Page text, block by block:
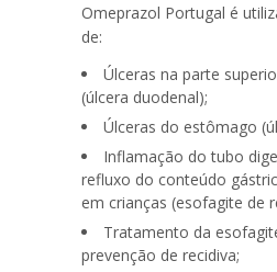
Omeprazol Portugal é
de:
Úlceras na parte
(úlcera duodenal);
Úlceras do estômago
Inflamação do tubo
refluxo do conteúdo
em crianças (esofagite de
Tratamento da
prevenção de recidiva;